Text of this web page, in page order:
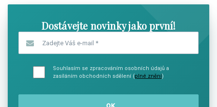
Dostávejte novinky jako první!
Souhlasím se zpracováním osobních údajů a
zasíláním obchodních sdělení (plné znění)